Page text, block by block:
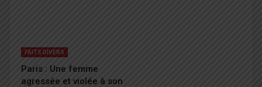
FAITS DIVERS
Paris : Une femme
agressée et violée à son